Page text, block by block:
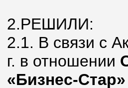
2.РЕШИЛИ:
2.1. В связи с
г. в отношении
«Бизнес-Стар»